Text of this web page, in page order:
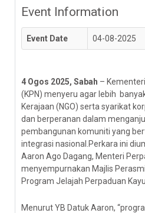
Event Information
Event Date 04-08-2025
4 Ogos 2025, Sabah –
(KPN) menyeru agar lebih
Kerajaan (NGO) serta syarikat
dan berperanan dalam
pembangunan komuniti yang
integrasi nasional.Perkara ini
Aaron Ago Dagang, Menteri
menyempurnakan Majlis
Program Jelajah Perpaduan
Menurut YB Datuk Aaron,